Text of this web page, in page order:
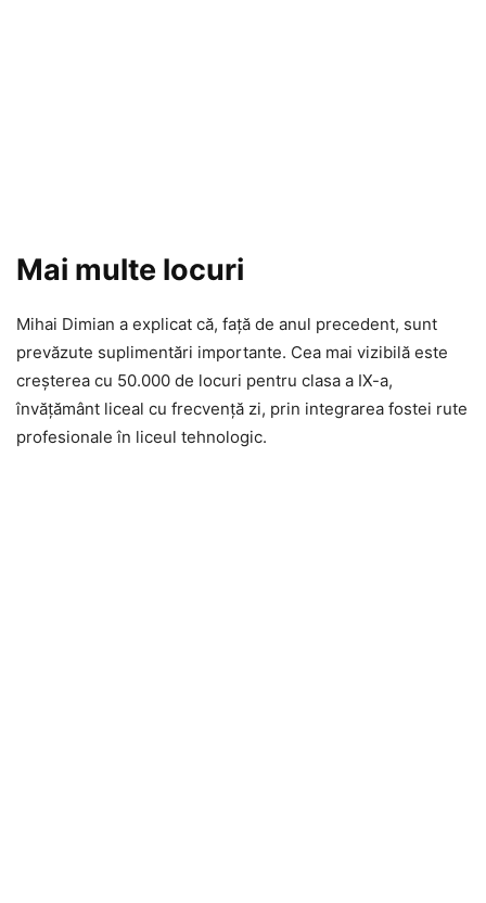
Mai multe locuri
Mihai Dimian a explicat că, față de anul precedent, sunt
prevăzute suplimentări importante. Cea mai vizibilă este
creșterea cu 50.000 de locuri pentru clasa a IX-a,
învățământ liceal cu frecvență zi, prin integrarea fostei rute
profesionale în liceul tehnologic.